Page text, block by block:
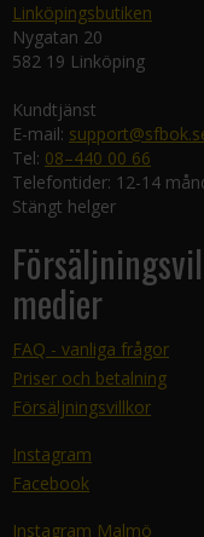
Linköpingsbutiken
Nygatan 20
582 19 Linköping
Kundtjänst
E-mail:
Tel: 08–440 00 66
Telefontider: 12-14
Stängt helger
medier
FAQ - vanliga frågor
Priser och betalning
Försäljningsvillkor
Instagram
Facebook
Instagram Malmö